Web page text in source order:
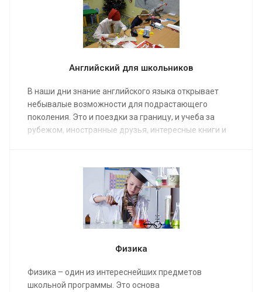
Английский для школьников
В наши дни знание английского языка открывает
небывалые возможности для подрастающего
поколения. Это и поездки за границу, и учеба за
рубежом, иностранные друзья, интересные книги и
Физика
Физика – один из интереснейших предметов
школьной программы. Это основа